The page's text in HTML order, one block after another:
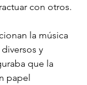
con otros.
la música
y
que la
papel